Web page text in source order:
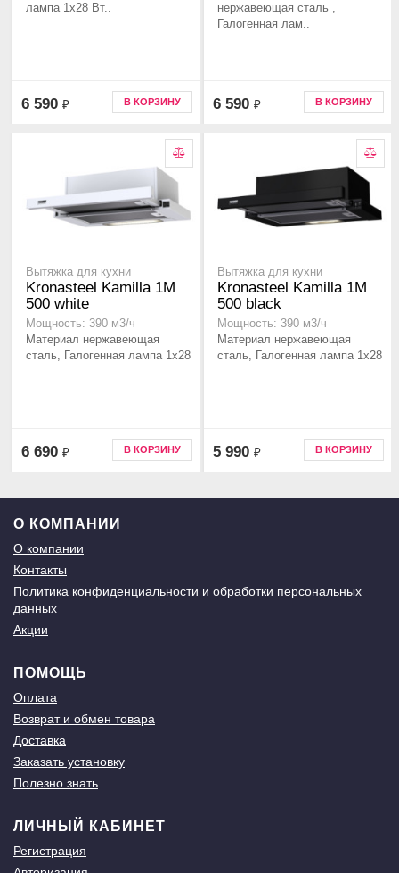
лампа 1x28 Вт..
6 590 ₽ В КОРЗИНУ
нержавеющая сталь ,
Галогенная лам..
6 590 ₽ В КОРЗИНУ
Вытяжка для кухни
Kronasteel Kamilla 1M
500 white
Мощность: 390 м3/ч
Материал нержавеющая
сталь, Галогенная лампа 1x28
..
6 690 ₽ В КОРЗИНУ
Вытяжка для кухни
Kronasteel Kamilla 1M
500 black
Мощность: 390 м3/ч
Материал нержавеющая
сталь, Галогенная лампа 1x28
..
5 990 ₽ В КОРЗИНУ
О КОМПАНИИ
О компании
Контакты
Политика конфиденциальности и обработки персональных
данных
Акции
ПОМОЩЬ
Оплата
Возврат и обмен товара
Доставка
Заказать установку
Полезно знать
ЛИЧНЫЙ КАБИНЕТ
Регистрация